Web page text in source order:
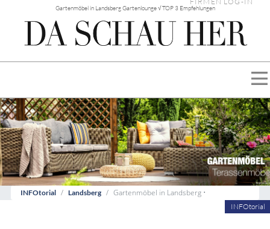
Gartenmöbel in Landsberg Gartenlounge √ TOP 3 Empfehlungen
INFOtorial Landsberg
Gartenmöbel in Landsberg •
INFOtorial